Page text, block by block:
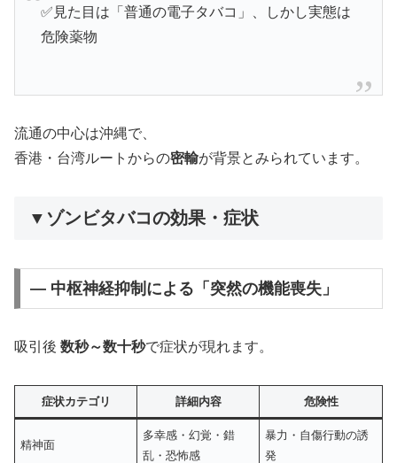
✅見た目は「普通の電子タバコ」、しかし実態は
危険薬物
流通の中心は沖縄で、
香港・台湾ルートからの密輸が背景とみられています。
▼ゾンビタバコの効果・症状
— 中枢神経抑制による「突然の機能喪失」
吸引後 数秒～数十秒で症状が現れます。
症状カテゴリ 詳細内容 危険性
精神面
多幸感・幻覚・錯
乱・恐怖感
暴力・自傷行動の誘
発